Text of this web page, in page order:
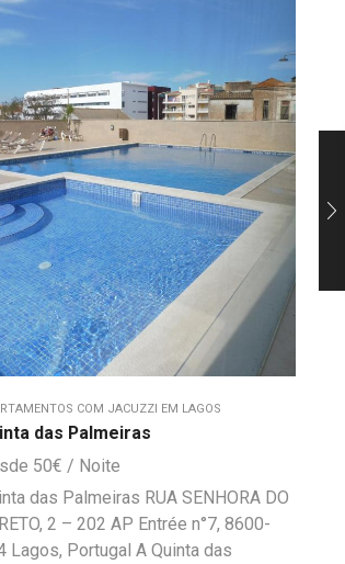
COM JACUZZI EM LAGOS
das Palmeiras
50€
das Palmeiras RUA SENHORA DO
2 – 202 AP Entrée n°7, 8600-
Lagos, Portugal A Quinta das